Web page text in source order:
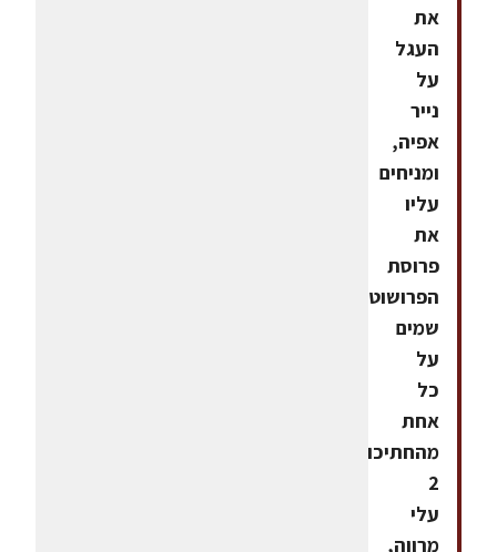
את
העגל
על
נייר
אפיה,
ומניחים
עליו
את
פרוסת
הפרושוטו.
שמים
על
כל
אחת
מהחתיכות
2
עלי
מרווה,